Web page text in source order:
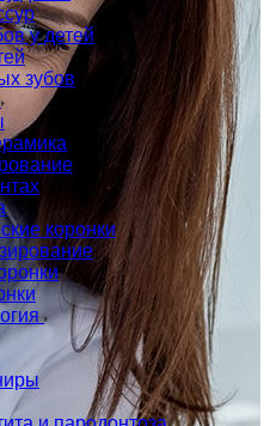
у детей
зубов
коронки